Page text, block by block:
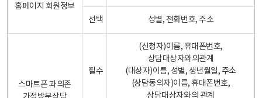
홈페이지 회원정보
선택 성별, 전화번호, 주소
스마트폰 과의존
필수
(신청자)이름, 휴대폰번호,
상담대상자와의관계
(대상자)이름, 성별, 생년월일, 주소
(상담동의자)이름, 휴대폰번호,
상담대상자와의 관계